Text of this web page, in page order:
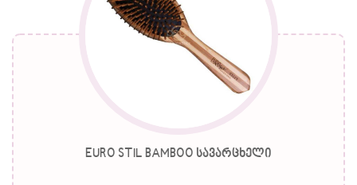
EURO STIL BAMBOO სავარცხელი